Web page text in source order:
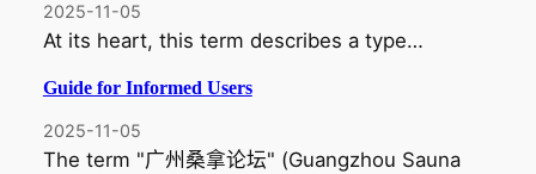
2025-11-05
At its heart, this term describes a type…
Guide for Informed Users
2025-11-05
The term "广州桑拿论坛" (Guangzhou Sauna